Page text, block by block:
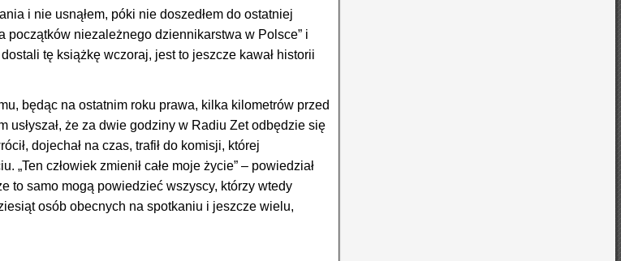
i nie usnąłem, póki nie doszedłem do ostatniej
początków niezależnego dziennikarstwa w Polsce” i
tę książkę wczoraj, jest to jeszcze kawał historii
będąc na ostatnim roku prawa, kilka kilometrów przed
usłyszał, że za dwie godziny w Radiu Zet odbędzie się
dojechał na czas, trafił do komisji, której
człowiek zmienił całe moje życie” – powiedział
to samo mogą powiedzieć wszyscy, którzy wtedy
osób obecnych na spotkaniu i jeszcze wielu,